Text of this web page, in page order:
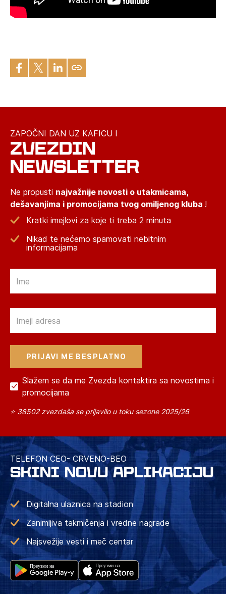
ZAPOČNI DAN UZ KAFICU I
ZVEZDIN
NEWSLETTER
Ne propusti najvažnije novosti o utakmicama,
dešavanjima i promocijama tvog omiljenog kluba !
Kratki imejlovi za koje ti treba 2 minuta
Nikad te nećemo spamovati nebitnim
informacijama
Slažem se da me Zvezda kontaktira sa novostima i
promocijama
⭐ 38502 zvezdaša se prijavilo u toku sezone 2025/26
TELEFON CEO- CRVENO-BEO
SKINI NOVU APLIKACIJU
Digitalna ulaznica na stadion
Zanimljiva takmičenja i vredne nagrade
Najsvežije vesti i meč centar